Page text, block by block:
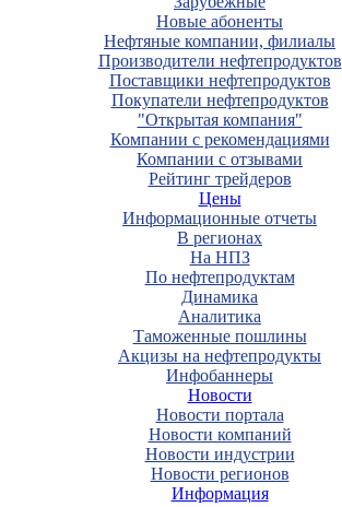
Новые абоненты
Нефтяные компании, филиалы
Производители нефтепродуктов
Поставщики нефтепродуктов
Покупатели нефтепродуктов
"Открытая компания"
Компании с рекомендациями
Компании с отзывами
Рейтинг трейдеров
Цены
Информационные отчеты
В регионах
На НПЗ
По нефтепродуктам
Динамика
Аналитика
Таможенные пошлины
Акцизы на нефтепродукты
Инфобаннеры
Новости
Новости портала
Новости компаний
Новости индустрии
Новости регионов
Информация